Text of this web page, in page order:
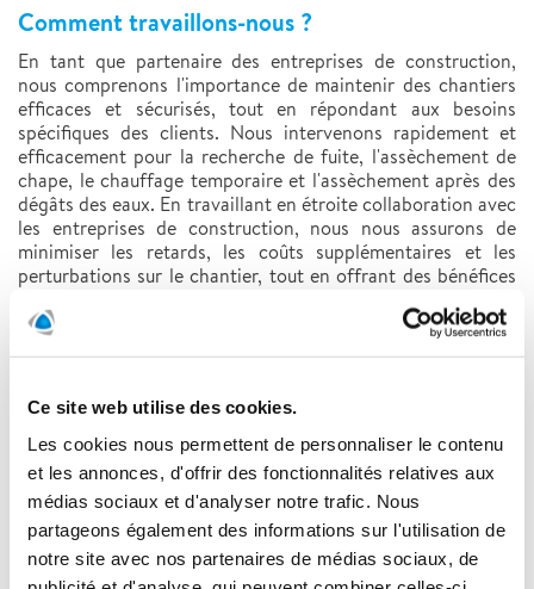
Ce site web utilise des cookies.
Les cookies nous permettent de personnaliser le contenu
et les annonces, d'offrir des fonctionnalités relatives aux
médias sociaux et d'analyser notre trafic. Nous
partageons également des informations sur l'utilisation de
notre site avec nos partenaires de médias sociaux, de
Comment travaillons-nous ?
En tant que partenaire des entreprises de construction,
nous comprenons l'importance de maintenir des chantiers
efficaces et sécurisés, tout en répondant aux besoins
spécifiques des clients. Nous intervenons rapidement et
efficacement pour la recherche de fuite, l'assèchement de
chape, le chauffage temporaire et l'assèchement après des
dégâts des eaux. En travaillant en étroite collaboration avec
les entreprises de construction, nous nous assurons de
minimiser les retards, les coûts supplémentaires et les
perturbations sur le chantier, tout en offrant des bénéfices
construction, une réduction des risques de dommages
Les avantages de travailler avec Polygon
Évaluation complète :Forts de notre expérience,
nous offrons une approche globale pour analyser et
résoudre les impacts d'un sinistre.
Réduction des retards :Grâce à notre réactivité et à